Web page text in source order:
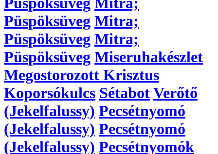
Püspöksüveg Mitra;
Püspöksüveg Mitra;
Püspöksüveg Miseruhakészlet
Megostorozott Krisztus
Koporsókulcs SétabotVerőtő
(Jekelfalussy) Pecsétnyomó
(Jekelfalussy) Pecsétnyomó
(Jekelfalussy) Pecsétnyomók